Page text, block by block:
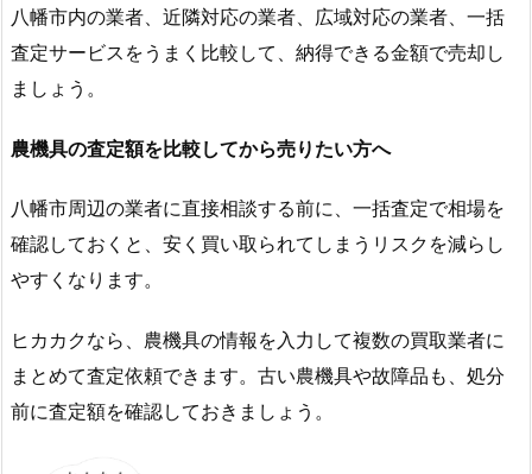
八幡市内の業者、近隣対応の業者、広域対応の業者、一括
査定サービスをうまく比較して、納得できる金額で売却し
ましょう。
農機具の査定額を比較してから売りたい方へ
八幡市周辺の業者に直接相談する前に、一括査定で相場を
確認しておくと、安く買い取られてしまうリスクを減らし
やすくなります。
ヒカカクなら、農機具の情報を入力して複数の買取業者に
まとめて査定依頼できます。古い農機具や故障品も、処分
前に査定額を確認しておきましょう。